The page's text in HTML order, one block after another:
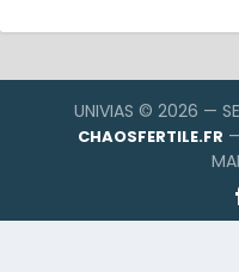
UNIVIAS © 2026 —
CHAOSFERTILE.FR